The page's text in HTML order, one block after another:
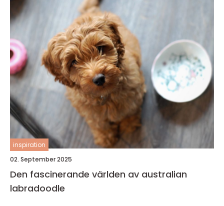
inspiration
02. September 2025
Den fascinerande världen av australian
labradoodle